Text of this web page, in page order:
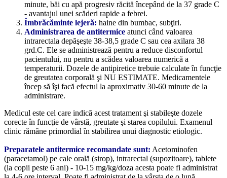
minute, băi cu apă progresiv răcită începând de la 37 grade C
- avantajul unei scăderi rapide a febrei.
Îmbrăcăminte lejeră: haine din bumbac, subţiri.
Administrarea de antitermice atunci când valoarea
intrarectala depăşeşte 38-38,5 grade C sau cea axilara 38
grd.C. Ele se administrează pentru a reduce disconfortul
pacientului, nu pentru a scădea valoarea numerică a
temperaturii. Dozele de antipiretice trebuie calculate în funcţie
de greutatea corporală şi NU ESTIMATE. Medicamentele
încep să îşi facă efectul la aproximativ 30-60 minute de la
administrare.
Medicul este cel care indică acest tratament şi stabileşte dozele
corecte în funcţie de vârstă, greutate şi starea copilului. Examenul
clinic rămâne primordial în stabilirea unui diagnostic etiologic.
Preparatele antitermice recomandate sunt: Acetominofen
(paracetamol) pe cale orală (sirop), intrarectal (supozitoare), tablete
(la copii peste 6 ani) - 10-15 mg/kg/doza acesta poate fi administrat